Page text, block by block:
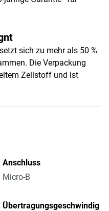
sich zu mehr als 50 %
Die Verpackung
Zellstoff und ist
Anschluss
Micro-B
Übertragungsgeschwindig